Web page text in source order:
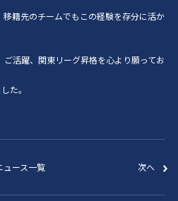
籍先のチームでもこの経験を存分に活か
活躍、関東リーグ昇格を心より願ってお
た。
ュース一覧 次へ